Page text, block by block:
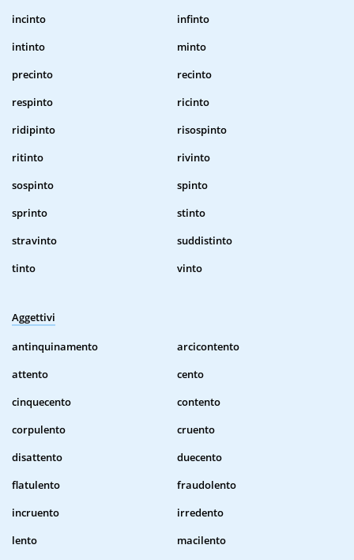
incinto
infinto
intinto
minto
precinto
recinto
respinto
ricinto
ridipinto
risospinto
ritinto
rivinto
sospinto
spinto
sprinto
stinto
stravinto
suddistinto
tinto
vinto
Aggettivi
antinquinamento
arcicontento
attento
cento
cinquecento
contento
corpulento
cruento
disattento
duecento
flatulento
fraudolento
incruento
irredento
lento
macilento